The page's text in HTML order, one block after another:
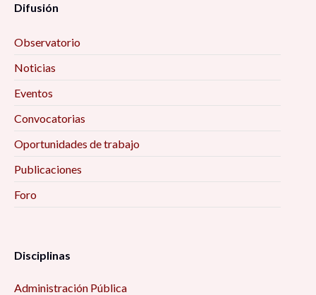
Difusión
Observatorio
Noticias
Eventos
Convocatorias
Oportunidades de trabajo
Publicaciones
Foro
Disciplinas
Administración Pública